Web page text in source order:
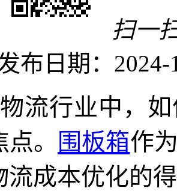
扫一
布日期：2024-
流行业中，
。
围板箱作
流成本优化的